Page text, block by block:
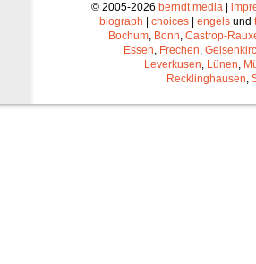
© 2005-2026 berndt media|
biograph
choices engels und
Bochum, Bonn, Castrop-
Essen, Frechen,
Leverkusen, Lünen,
Recklinghausen,